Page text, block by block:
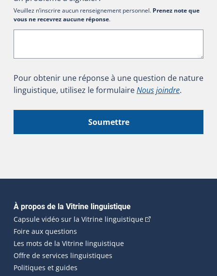
Veuillez n’inscrire aucun renseignement personnel. Prenez note que
vous ne recevrez aucune réponse.
Pour obtenir une réponse à une question de nature
linguistique, utilisez le formulaireNous joindre.
Soumettre
Navigation principale
À propos de la Vitrine linguistique
Capsule vidéo sur la Vitrine linguistique(Cet hyperlien
Foire aux questions
Les mots de la Vitrine linguistique
Offre de services linguistiques
Politiques et guides